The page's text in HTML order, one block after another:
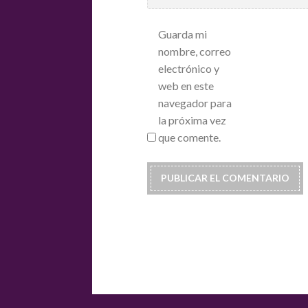
Guarda mi
nombre, correo
electrónico y
web en este
navegador para
la próxima vez
que comente.